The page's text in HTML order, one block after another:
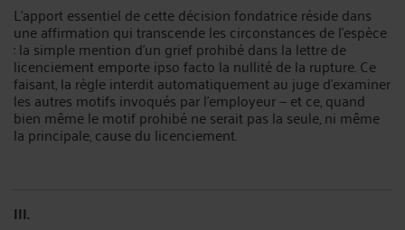
L'apport essentiel de cette décision fondatrice réside dans
une affirmation qui transcende les circonstances de l'espèce
: la simple mention d'un grief prohibé dans la lettre de
licenciement emporte ipso facto la nullité de la rupture. Ce
faisant, la règle interdit automatiquement au juge d'examiner
les autres motifs invoqués par l'employeur — et ce, quand
bien même le motif prohibé ne serait pas la seule, ni même
la principale, cause du licenciement.
III.